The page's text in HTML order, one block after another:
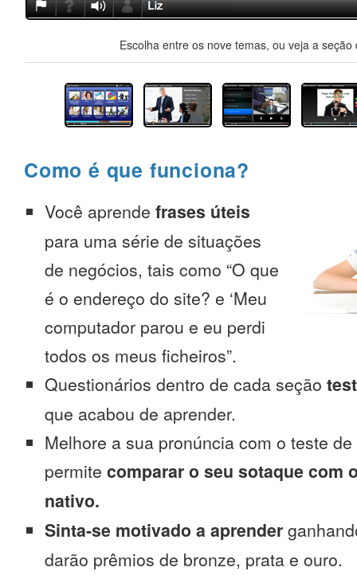
Escolha entre os nove temas, ou veja a
Como é que funciona?
Você aprende frases úteis
para uma série de situações
de negócios, tais como “O que
é o endereço do site? e ‘Meu
computador parou e eu perdi
todos os meus ficheiros”.
Questionários dentro de cada seção
que acabou de aprender.
Melhore a sua pronúncia com o teste
permite comparar o seu sotaque com
nativo.
Sinta-se motivado a aprender
darão prêmios de bronze, prata e ouro.